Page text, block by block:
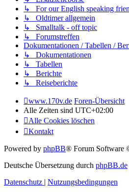
↳ For our English speaking
↳ Oldtimer allgemein
↳ Smalltalk - off topic
↳ Forumstreffen
Dokumentationen / Tabellen /
↳ Dokumentationen
↳ Tabellen
↳ Berichte
↳ Reiseberichte
www.170v.de Foren-Übersicht
Alle Zeiten sind UTC+02:00
Alle Cookies löschen
Kontakt
Powered by phpBB® Forum Software
Deutsche Übersetzung durch phpBB.de
Datenschutz | Nutzungsbedingungen